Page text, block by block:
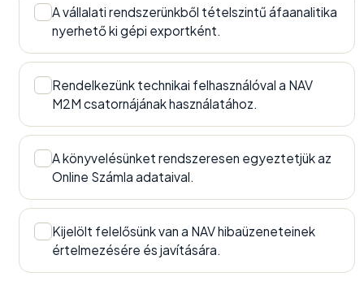
A vállalati rendszerünkből tételszintű áfaanalitika
nyerhető ki gépi exportként.
Rendelkezünk technikai felhasználóval a NAV
M2M csatornájának használatához.
A könyvelésünket rendszeresen egyeztetjük az
Online Számla adataival.
Kijelölt felelősünk van a NAV hibaüzeneteinek
értelmezésére és javítására.